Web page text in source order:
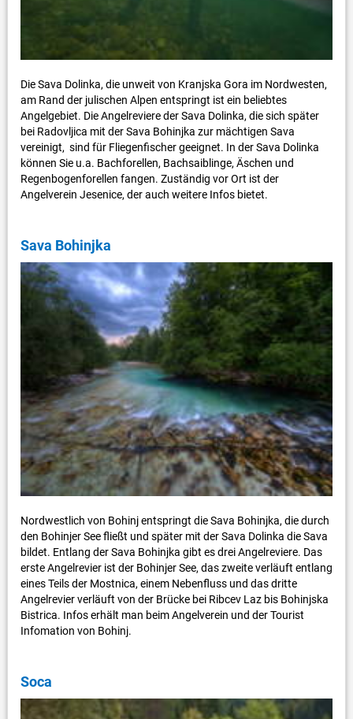
Die Sava Dolinka, die unweit von Kranjska Gora im Nordwesten,
am Rand der julischen Alpen entspringt ist ein beliebtes
Angelgebiet. Die Angelreviere der Sava Dolinka, die sich später
bei Radovljica mit der Sava Bohinjka zur mächtigen Sava
vereinigt, sind für Fliegenfischer geeignet. In der Sava Dolinka
können Sie u.a. Bachforellen, Bachsaiblinge, Äschen und
Regenbogenforellen fangen. Zuständig vor Ort ist der
Angelverein Jesenice, der auch weitere Infos bietet.
Sava Bohinjka
Nordwestlich von Bohinj entspringt die Sava Bohinjka, die durch
den Bohinjer See fließt und später mit der Sava Dolinka die Sava
bildet. Entlang der Sava Bohinjka gibt es drei Angelreviere. Das
erste Angelrevier ist der Bohinjer See, das zweite verläuft entlang
eines Teils der Mostnica, einem Nebenfluss und das dritte
Angelrevier verläuft von der Brücke bei Ribcev Laz bis Bohinjska
Bistrica. Infos erhält man beim Angelverein und der Tourist
Infomation von Bohinj.
Soca